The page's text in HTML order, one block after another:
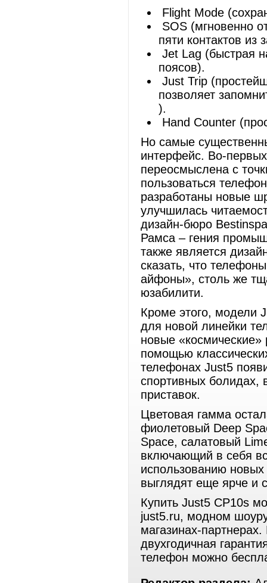
Flight Mode
SOS (мгновенно
пяти контактов из
Jet Lag (быстрая
поясов).
Just Trip
позволяет
).
Hand Counter
Но самые
интерфейс. Во-
переосмыслена с
пользоваться
разработаны новые
улучшилась
дизайн-бюро
Рамса – гения
также является
сказать, что
айфоны», столь же
юзабилити.
Кроме этого, модели
для новой линейки
новые
помощью
телефонах Just5
спортивных болидах,
приставок.
Цветовая гамма
фиолетовый Deep
Space, салатовый
включающий в себя
использованию
выглядят еще ярче и
Купить Just5 CP10s
just5.ru, модном
магазинах-
двухгодичная
телефон можно